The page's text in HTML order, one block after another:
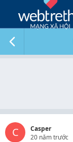
C
Casper
20 năm trước